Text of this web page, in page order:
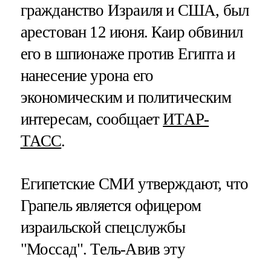
гражданство Израиля и США, был
арестован 12 июня. Каир обвинил
его в шпионаже против Египта и
нанесение урона его
экономическим и политическим
интересам, сообщаетИТАР-
ТАСС.
Египетские СМИ утверждают, что
Грапель является офицером
израильской спецслужбы
"Моссад". Тель-Авив эту